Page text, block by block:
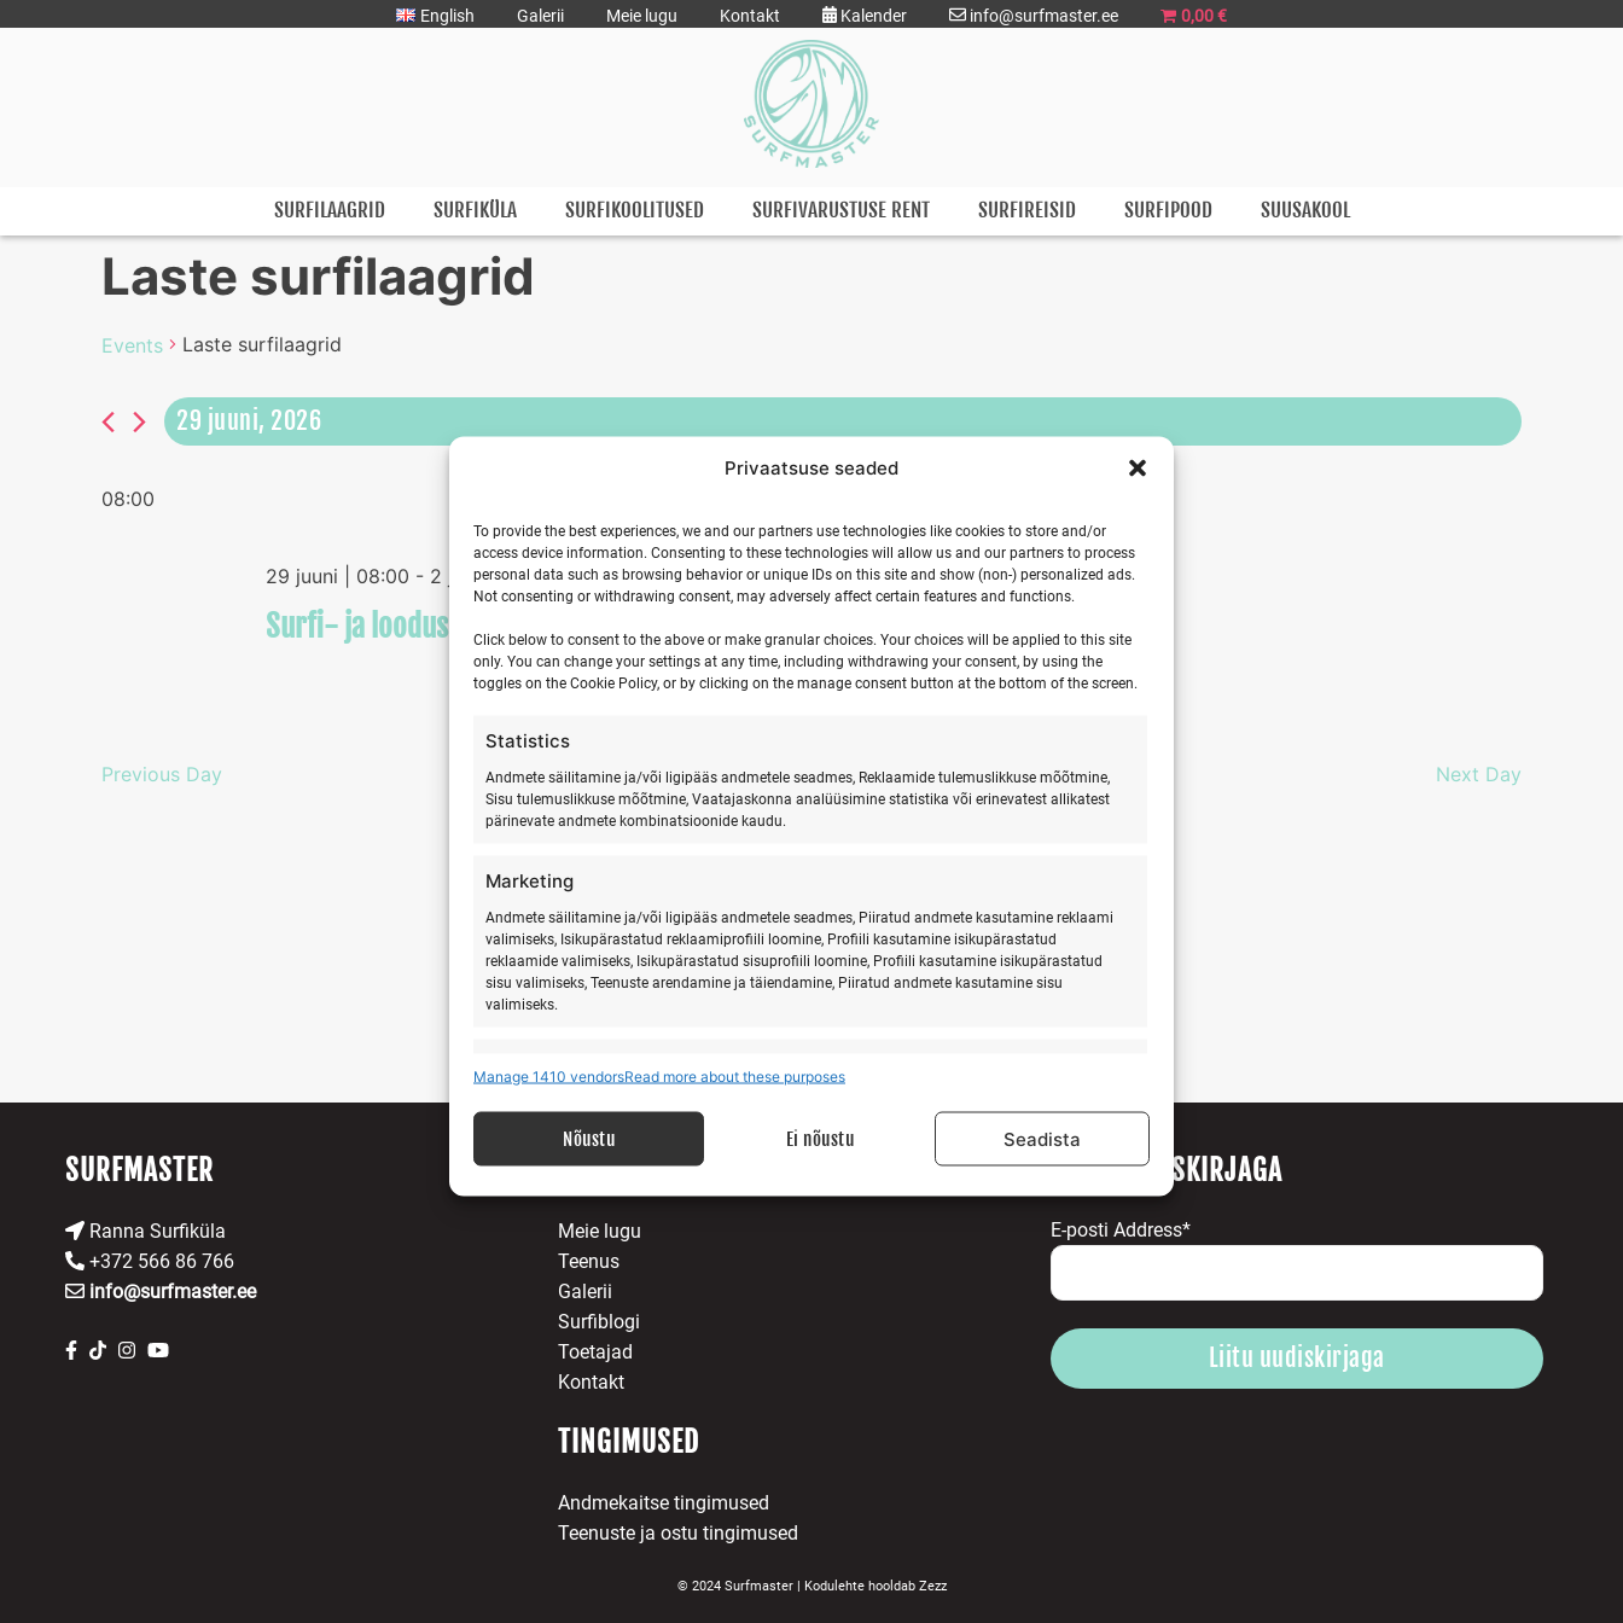
Privaatsuse seaded
To provide the best experiences, we and our partners use technologies like cookies to store and/or
access device information. Consenting to these technologies will allow us and our partners to process
personal data such as browsing behavior or unique IDs on this site and show (non-) personalized ads.
Not consenting or withdrawing consent, may adversely affect certain features and functions.
Click below to consent to the above or make granular choices. Your choices will be applied to this site
only. You can change your settings at any time, including withdrawing your consent, by using the
toggles on the Cookie Policy, or by clicking on the manage consent button at the bottom of the screen.
Statistics
Andmete säilitamine ja/või ligipääs andmetele seadmes, Reklaamide tulemuslikkuse mõõtmine,
Sisu tulemuslikkuse mõõtmine, Vaatajaskonna analüüsimine statistika või erinevatest allikatest
pärinevate andmete kombinatsioonide kaudu.
Marketing
Andmete säilitamine ja/või ligipääs andmetele seadmes, Piiratud andmete kasutamine reklaami
valimiseks, Isikupärastatud reklaamiprofiili loomine, Profiili kasutamine isikupärastatud
reklaamide valimiseks, Isikupärastatud sisuprofiili loomine, Profiili kasutamine isikupärastatud
sisu valimiseks, Teenuste arendamine ja täiendamine, Piiratud andmete kasutamine sisu
valimiseks.
seostamine, Seadmete tuvastamine automaatselt edastatud andmete põhjal.
puutumatusega seotud valikute salvestamine ja edastamine.
Manage 1410 vendorsRead more about these purposes
Nõustu Ei nõustu Seadista
English Galerii Meie lugu Kontakt Kalender info@surfmaster.ee 0,00 €
SURFILAAGRID SURFIKÜLA SURFIKOOLITUSED SURFIVARUSTUSE RENT SURFIREISID SURFIPOOD SUUSAKOOL
Laste surfilaagrid
Events Laste surfilaagrid
29 juuni, 2026
08:00
29 juuni | 08:00 - 2 juuli | 17:00
Surfi- ja looduslaager lastele Hiiumaal 2026.
Previous Day Next Day
SURFMASTER
Ranna Surfiküla
+372 566 86 766
info@surfmaster.ee
MEIST
Meie lugu
Teenus
Galerii
Surfiblogi
Toetajad
Kontakt
TINGIMUSED
Andmekaitse tingimused
Teenuste ja ostu tingimused
LIITU UUDISKIRJAGA
E-posti Address*
© 2024 Surfmaster | Kodulehte hooldab Zezz